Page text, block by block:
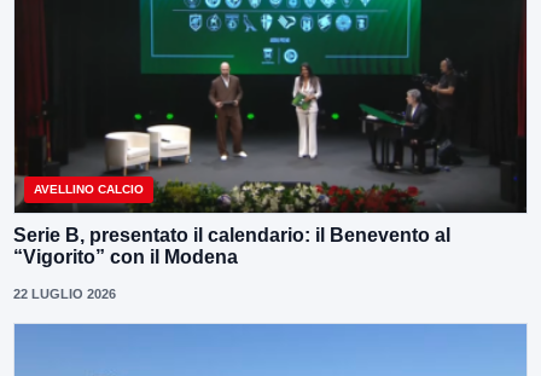
AVELLINO CALCIO
Serie B, presentato il calendario: il Benevento al
“Vigorito” con il Modena
22 LUGLIO 2026